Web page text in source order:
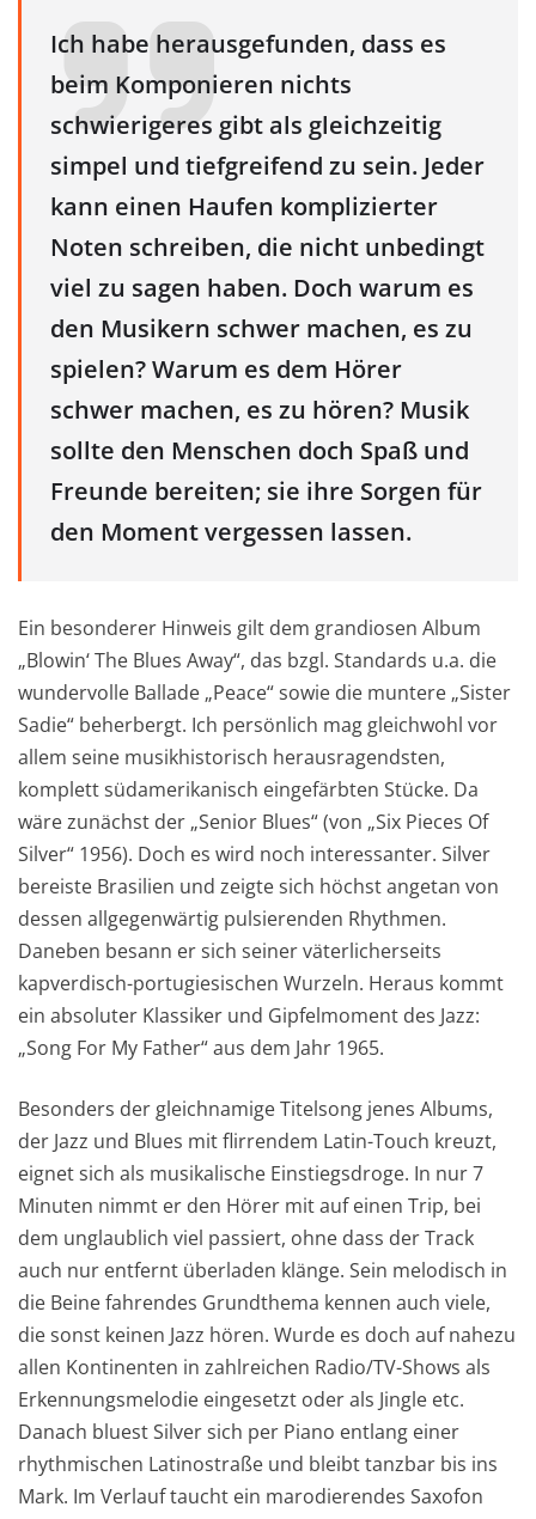
Ich habe herausgefunden, dass es
beim Komponieren nichts
schwierigeres gibt als gleichzeitig
simpel und tiefgreifend zu sein. Jeder
kann einen Haufen komplizierter
Noten schreiben, die nicht unbedingt
viel zu sagen haben. Doch warum es
den Musikern schwer machen, es zu
spielen? Warum es dem Hörer
schwer machen, es zu hören? Musik
sollte den Menschen doch Spaß und
Freunde bereiten; sie ihre Sorgen für
den Moment vergessen lassen.
Ein besonderer Hinweis gilt dem grandiosen Album
„Blowin‘ The Blues Away“, das bzgl. Standards u.a. die
wundervolle Ballade „Peace“ sowie die muntere „Sister
Sadie“ beherbergt. Ich persönlich mag gleichwohl vor
allem seine musikhistorisch herausragendsten,
komplett südamerikanisch eingefärbten Stücke. Da
wäre zunächst der „Senior Blues“ (von „Six Pieces Of
Silver“ 1956). Doch es wird noch interessanter. Silver
bereiste Brasilien und zeigte sich höchst angetan von
dessen allgegenwärtig pulsierenden Rhythmen.
Daneben besann er sich seiner väterlicherseits
kapverdisch-portugiesischen Wurzeln. Heraus kommt
ein absoluter Klassiker und Gipfelmoment des Jazz:
„Song For My Father“ aus dem Jahr 1965.
Besonders der gleichnamige Titelsong jenes Albums,
der Jazz und Blues mit flirrendem Latin-Touch kreuzt,
eignet sich als musikalische Einstiegsdroge. In nur 7
Minuten nimmt er den Hörer mit auf einen Trip, bei
dem unglaublich viel passiert, ohne dass der Track
auch nur entfernt überladen klänge. Sein melodisch in
die Beine fahrendes Grundthema kennen auch viele,
die sonst keinen Jazz hören. Wurde es doch auf nahezu
allen Kontinenten in zahlreichen Radio/TV-Shows als
Erkennungsmelodie eingesetzt oder als Jingle etc.
Danach bluest Silver sich per Piano entlang einer
rhythmischen Latinostraße und bleibt tanzbar bis ins
Mark. Im Verlauf taucht ein marodierendes Saxofon